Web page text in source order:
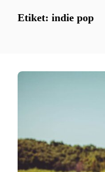
Etiket: indie pop